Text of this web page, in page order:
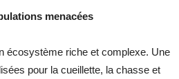
menacées
écosystème riche et complexe. Une
pour la cueillette, la chasse et